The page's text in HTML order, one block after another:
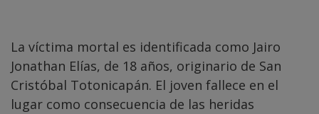
La víctima mortal es identificada como Jairo
Jonathan Elías, de 18 años, originario de San
Cristóbal Totonicapán. El joven fallece en el
lugar como consecuencia de las heridas